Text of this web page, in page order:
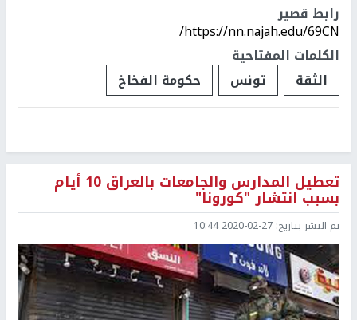
رابط قصير
https://nn.najah.edu/69CN/
الكلمات المفتاحية
الثقة
تونس حكومة الفخاخ
تعطيل المدارس والجامعات بالعراق 10 أيام
بسبب انتشار "كورونا"
تم النشر بتاريخ: 2020-02-27 10:44